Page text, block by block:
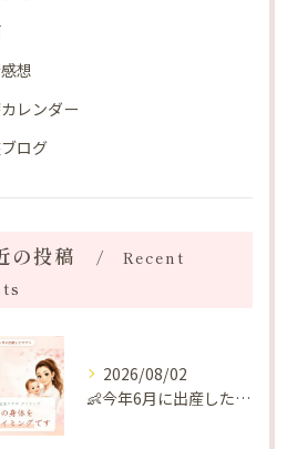
想
レンダー
ログ
の投稿
Recent
2026/08/02
👶今年6月に出産したママへ♡